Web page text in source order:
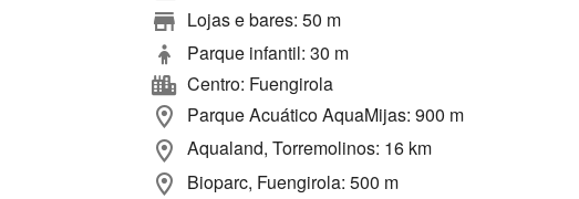
Lojas e bares: 50 m
Parque infantil: 30 m
Centro: Fuengirola
Parque Acuático AquaMijas: 900 m
Aqualand, Torremolinos: 16 km
Bioparc, Fuengirola: 500 m